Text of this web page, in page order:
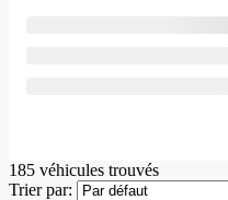
185 véhicules trouvés
Trier par: